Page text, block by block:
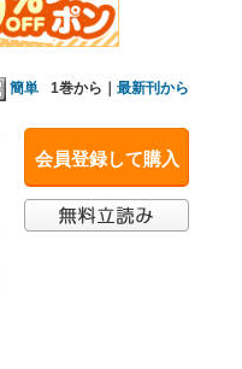
簡単 1巻から｜ 最新刊から
会員登録して購入